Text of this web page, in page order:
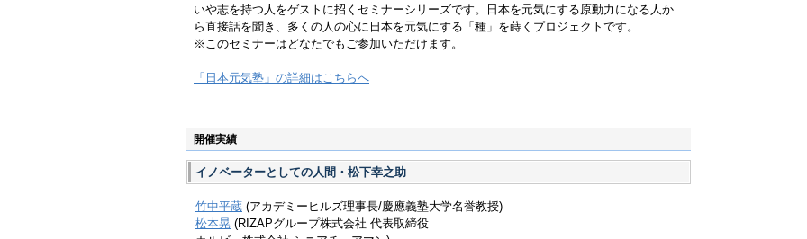
いや志を持つ人をゲストに招くセミナーシリーズです。日本を元気にする原動力になる人か
ら直接話を聞き、多くの人の心に日本を元気にする「種」を蒔くプロジェクトです。
※このセミナーはどなたでもご参加いただけます。
「日本元気塾」の詳細はこちらへ
開催実績
イノベーターとしての人間・松下幸之助
竹中平蔵 (アカデミーヒルズ理事長/慶應義塾大学名誉教授)
松本晃 (RIZAPグループ株式会社 代表取締役